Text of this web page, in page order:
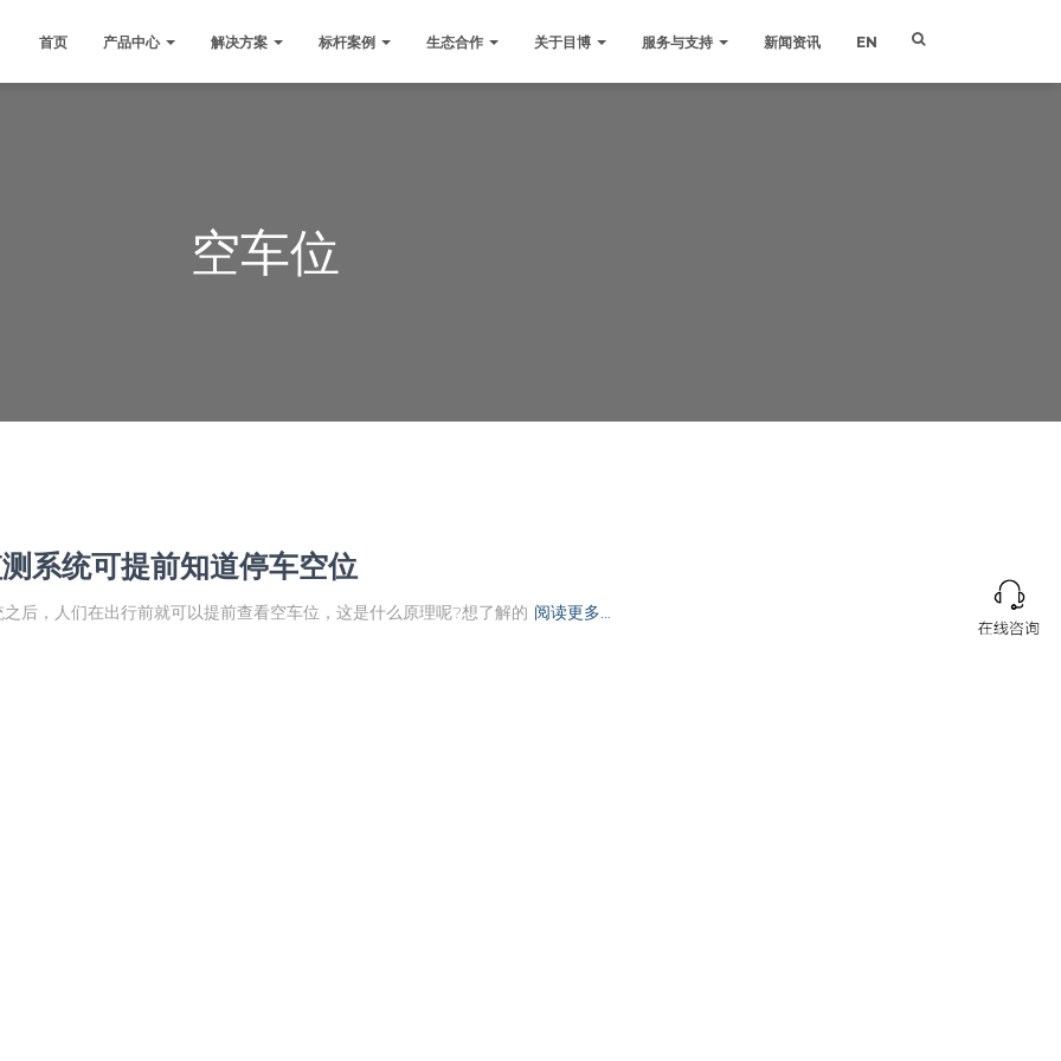
首页 产品中心 解决方案 标杆案例 生态合作 关于目博 服务与支持 新闻资讯 EN
空车位
系统可提前知道停车空位
后，人们在出行前就可以提前查看空车位，这是什么原理呢?想了解的 阅读更多…